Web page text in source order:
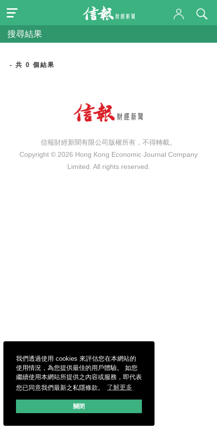
我們透過使用 cookies 來評估您在本網站的
使用情況，為您提供最佳的用戶體驗。 如您
繼續使用本網站所提供之內容或服務，即代表
您已同意我們最新之私隱條款。
了解更多
關閉
搜尋結果
- 共 0 個結果
信報財經新聞有限公司版權所有，不得轉載。
Copyright © 2026 Hong Kong Economic Journal Company
Limited. All rights reserved.